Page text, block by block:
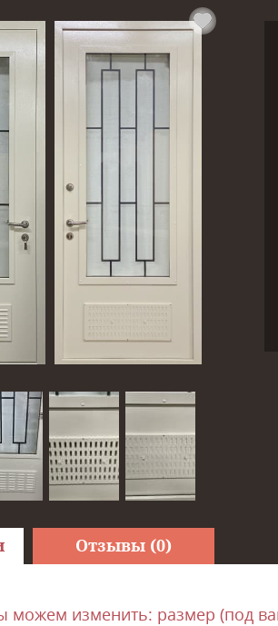
Отзывы (0)
изменить: размер (под